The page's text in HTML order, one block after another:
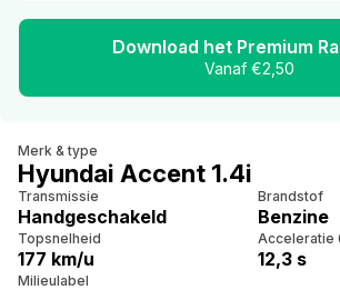
Download het Premium
Vanaf €2,50
Merk & type
Hyundai Accent 1.4i
Transmissie
Handgeschakeld
Brandstof
Benzine
Topsnelheid
177 km/u
Acceleratie
12,3 s
Milieulabel